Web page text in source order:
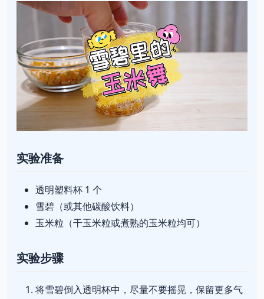
实验准备
透明塑料杯 1 个
雪碧（或其他碳酸饮料）
玉米粒（干玉米粒或煮熟的玉米粒均可）
实验步骤
将雪碧倒入透明杯中，尽量不要摇晃，保留更多气